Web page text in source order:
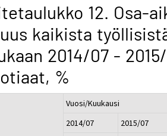
12. Osa-
kaikista
2014/07 -
%
Vuosi/Kuukausi
2014/07
2015/07